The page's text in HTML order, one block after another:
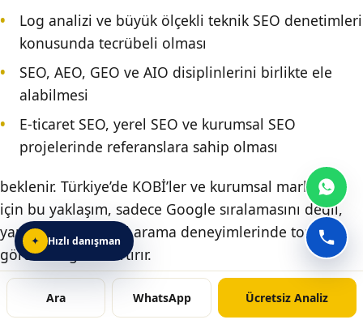
Log analizi ve büyük ölçekli teknik SEO denetimleri
konusunda tecrübeli olması
SEO, AEO, GEO ve AIO disiplinlerini birlikte ele
alabilmesi
E-ticaret SEO, yerel SEO ve kurumsal SEO
projelerinde referanslara sahip olması
beklenir. Türkiye’de KOBİ’ler ve kurumsal markalar
için bu yaklaşım, sadece Google sıralamasını değil,
yapay zeka destekli arama deneyimlerinde toplam
görünürlüğü de artırır.
Mimoza Bilışim, KDZ Ereğli merkezli bir dijital
pazarlama ajansı olarak, SEO, teknik SEO, AEO, GEO,
Ara WhatsApp Ücretsiz Analiz
✦ Hızlı danışman
Mimoza hızlı danışman sohbetini aç